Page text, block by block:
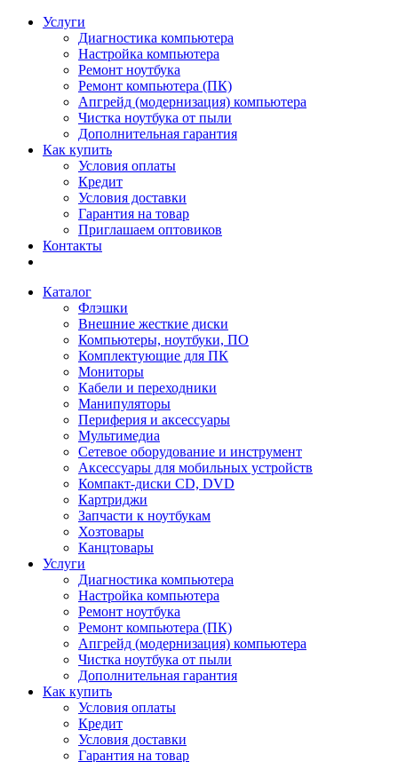
Услуги
Диагностика компьютера
Настройка компьютера
Ремонт ноутбука
Ремонт компьютера (ПК)
Апгрейд (модернизация) компьютера
Чистка ноутбука от пыли
Дополнительная гарантия
Как купить
Условия оплаты
Кредит
Условия доставки
Гарантия на товар
Приглашаем оптовиков
Контакты
Каталог
Флэшки
Внешние жесткие диски
Компьютеры, ноутбуки, ПО
Комплектующие для ПК
Мониторы
Кабели и переходники
Манипуляторы
Периферия и аксессуары
Мультимедиа
Сетевое оборудование и инструмент
Аксессуары для мобильных устройств
Компакт-диски CD, DVD
Картриджи
Запчасти к ноутбукам
Хозтовары
Канцтовары
Услуги
Диагностика компьютера
Настройка компьютера
Ремонт ноутбука
Ремонт компьютера (ПК)
Апгрейд (модернизация) компьютера
Чистка ноутбука от пыли
Дополнительная гарантия
Как купить
Условия оплаты
Кредит
Условия доставки
Гарантия на товар